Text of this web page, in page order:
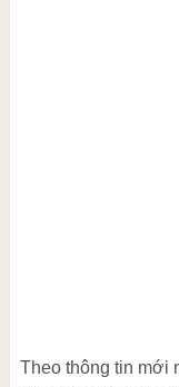
Theo thông tin mới